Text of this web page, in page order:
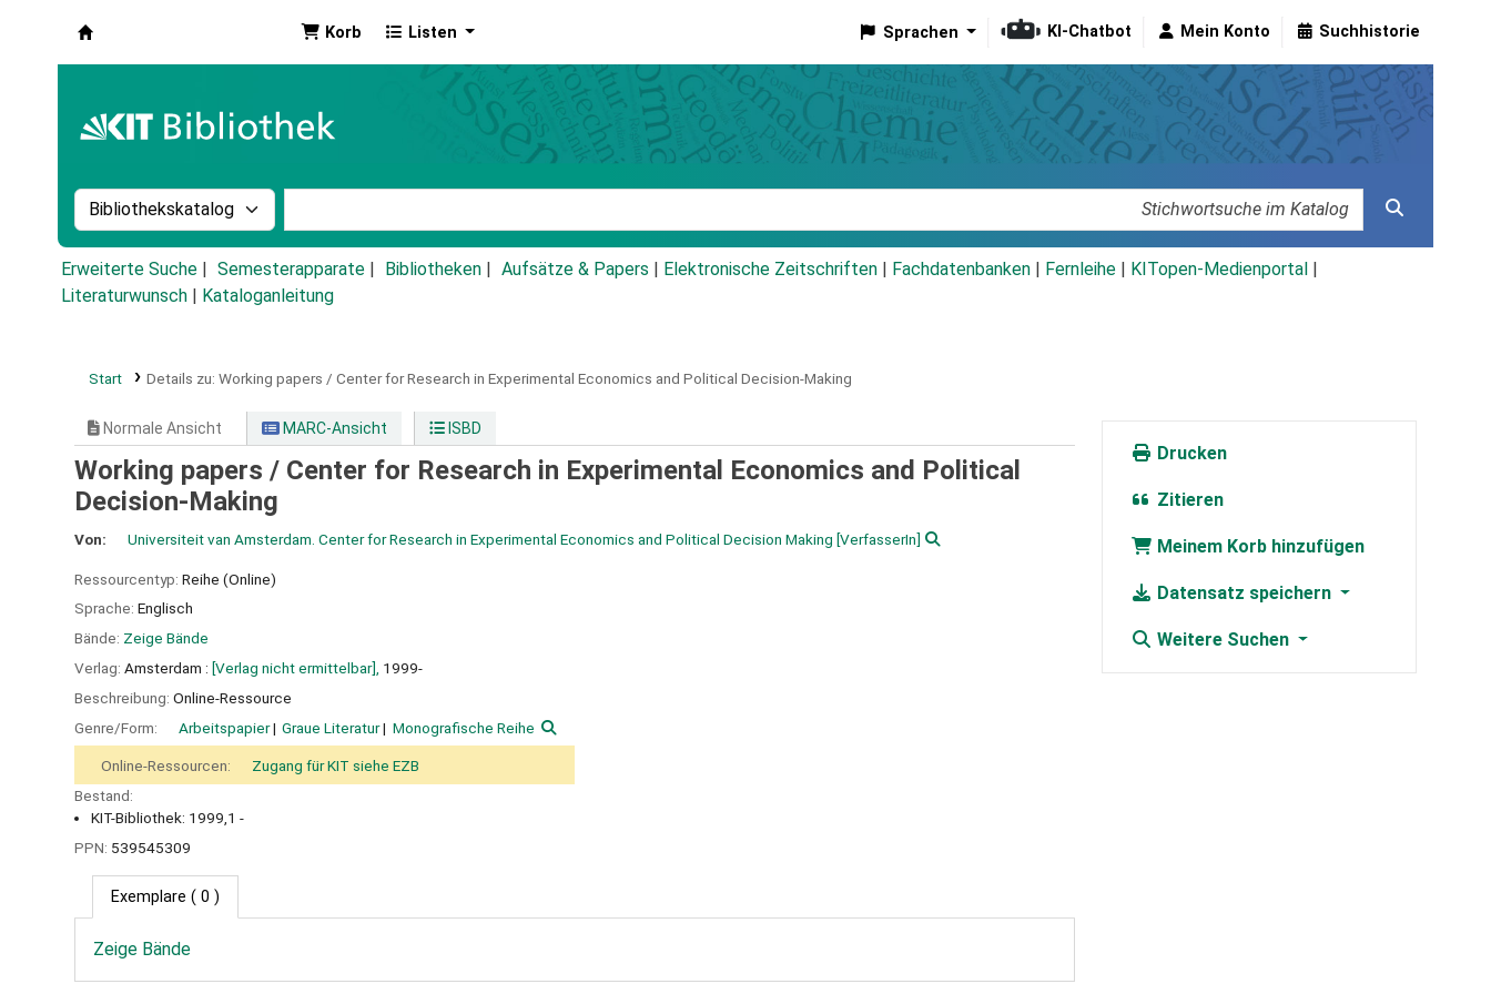
Korb Listen Sprachen KI-Chatbot Mein Konto Suchhistorie
Suche im Katalog nach:
Erweiterte Suche Semesterapparate Bibliotheken Aufsätze & Papers Elektronische Zeitschriften Fachdatenbanken Fernleihe KITopen-Medienportal
Literaturwunsch
Kataloganleitung
Start Details zu: Working papers / Center for Research in Experimental Economics and Political Decision-Making
Normale Ansicht MARC-Ansicht ISBD
Working papers / Center for Research in Experimental Economics and Political
Decision-Making
Von: Universiteit van Amsterdam. Center for Research in Experimental Economics and Political Decision Making [VerfasserIn]
Ressourcentyp: Reihe (Online)
Sprache: Englisch
Bände: Zeige Bände
Verlag: Amsterdam : [Verlag nicht ermittelbar], 1999-
Beschreibung: Online-Ressource
Genre/Form:
Arbeitspapier Graue Literatur Monografische Reihe
Online-Ressourcen:
Zugang für KIT siehe EZB
Bestand:
KIT-Bibliothek: 1999,1 -
PPN: 539545309
Exemplare ( 0 )
Zeige Bände
Drucken
Zitieren
Meinem Korb hinzufügen
Datensatz speichern
Weitere Suchen